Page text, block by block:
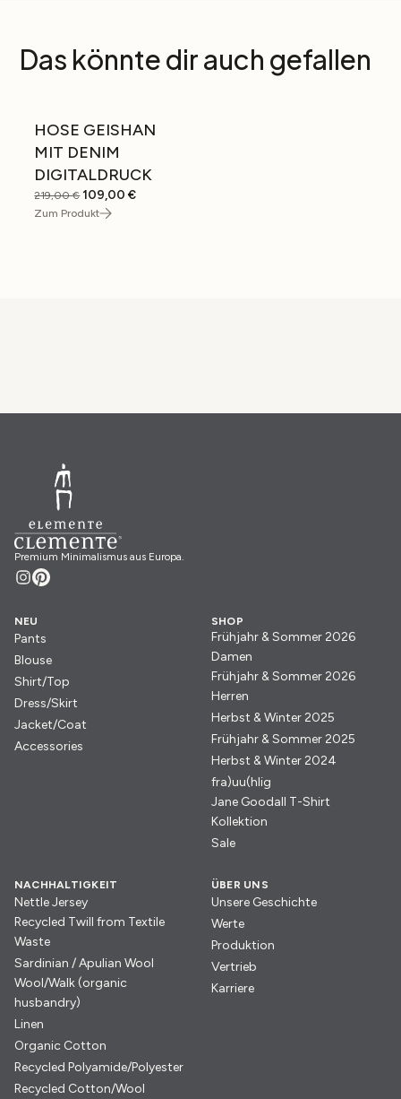
Das könnte dir auch gefallen
SALE
HOSE GEISHAN
MIT DENIM
DIGITALDRUCK
219,00€Ursprünglicher
Preis
109,00€Aktueller
Zum Produkt
Premium Minimalismus aus Europa.
NEU
Pants
Blouse
Shirt/Top
Dress/Skirt
Jacket/Coat
Accessories
SHOP
Frühjahr & Sommer 2026
Damen
Frühjahr & Sommer 2026
Herren
Herbst & Winter 2025
Frühjahr & Sommer 2025
Herbst & Winter 2024
fra)uu(hlig
Jane Goodall T-Shirt
Kollektion
Sale
NACHHALTIGKEIT
Nettle Jersey
Recycled Twill from Textile
Waste
Sardinian / Apulian Wool
Wool/Walk (organic
husbandry)
Linen
Organic Cotton
Recycled Polyamide/Polyester
Recycled Cotton/Wool
ÜBER UNS
Unsere Geschichte
Werte
Produktion
Vertrieb
Karriere